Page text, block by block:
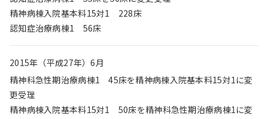
精神病棟入院基本料15対1 228床
認知症治療病棟1 56床
2015年（平成27年）6月
精神科急性期治療病棟1 45床を精神病棟入院基本料15対1に変
更受理
精神病棟入院基本料15対1 50床を精神科急性期治療病棟1に変